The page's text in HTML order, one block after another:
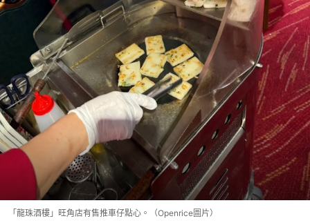
「龍珠酒樓」旺角店有售推車仔點心。（Openrice圖片）